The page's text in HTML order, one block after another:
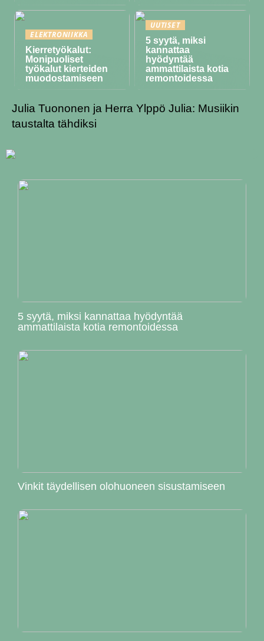
ELEKTRONIIKKA
Kierretyökalut:
Monipuoliset
työkalut kierteiden
muodostamiseen
UUTISET
5 syytä, miksi
kannattaa
hyödyntää
ammattilaista kotia
remontoidessa
Julia Tuononen ja Herra Ylppö Julia: Musiikin
taustalta tähdiksi
5 syytä, miksi kannattaa hyödyntää
ammattilaista kotia remontoidessa
Vinkit täydellisen olohuoneen sisustamiseen